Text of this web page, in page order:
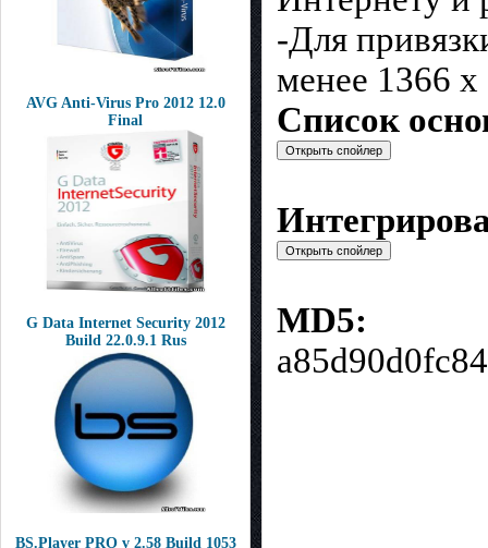
AVG Anti-Virus Pro 2012 12.0
Final
G Data Internet Security 2012
Build 22.0.9.1 Rus
BS.Player PRO v 2.58 Build 1053
-Для
менее 1366 x
Список
MD5: